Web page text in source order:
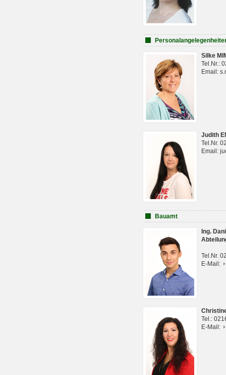
Silke
Tel.Nr.:
Email:
Judith
Tel.Nr.
Email:
Bauamt
Ing.
Tel.Nr.
E-Mail:
Tel.:
E-Mail: